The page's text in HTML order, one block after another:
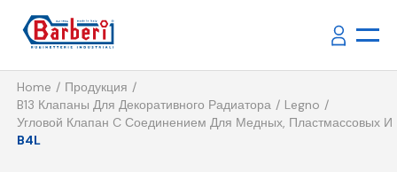
Home
Продукция
B13 Клапаны Для Декоративного Радиатора
Legno
Угловой Клапан C Соединением Для Медных, Пластмассовых И
B4L